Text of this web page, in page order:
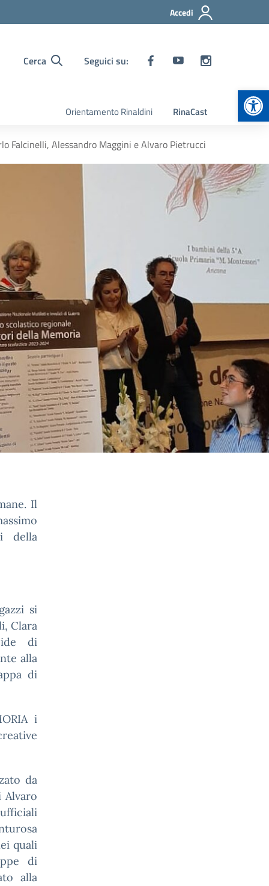
Accedi
Cerca Seguici su:
Orientamento Rinaldini RinaCast
Falcinelli, Alessandro Maggini e Alvaro Pietrucci
Il
della
si
Clara
di
alla
di
i
da
quali
di
alla